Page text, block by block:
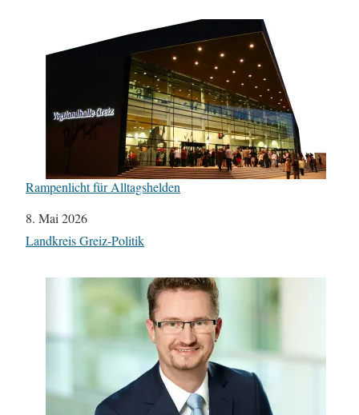
Rampenlicht für Alltagshelden
Datum
8. Mai 2026
In Bezug auf
Landkreis Greiz-Politik